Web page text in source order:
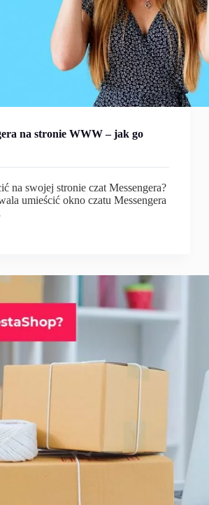
na stronie WWW – jak go
na swojej stronie czat Messengera?
umieścić okno czatu Messengera